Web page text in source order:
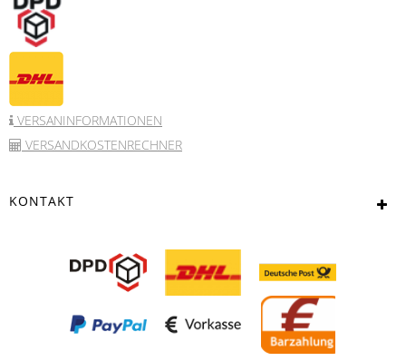
VERSANINFORMATIONEN
VERSANDKOSTENRECHNER
KONTAKT